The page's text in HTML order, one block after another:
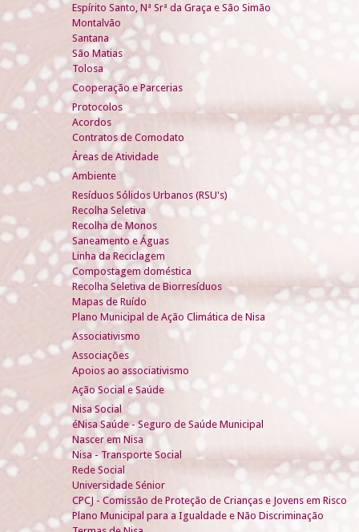
Espírito Santo, Nª Srª da Graça e São Simão
Montalvão
Santana
São Matias
Tolosa
Cooperação e Parcerias
Protocolos
Acordos
Contratos de Comodato
Áreas de Atividade
Ambiente
Resíduos Sólidos Urbanos (RSU's)
Recolha Seletiva
Recolha de Monos
Saneamento e Águas
Linha da Reciclagem
Compostagem doméstica
Recolha Seletiva de Biorresíduos
Mapas de Ruído
Plano Municipal de Ação Climática de Nisa
Associativismo
Associações
Apoios ao associativismo
Ação Social e Saúde
Nisa Social
éNisa Saúde - Seguro de Saúde Municipal
Nascer em Nisa
Nisa - Transporte Social
Rede Social
Universidade Sénior
CPCJ - Comissão de Proteção de Crianças e Jovens em Risco
Plano Municipal para a Igualdade e Não Discriminação